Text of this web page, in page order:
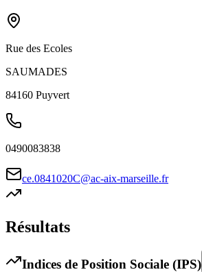
Rue des Ecoles
SAUMADES
84160 Puyvert
0490083838
ce.0841020C@ac-aix-marseille.fr
Résultats
Indices de Position Sociale (IPS)